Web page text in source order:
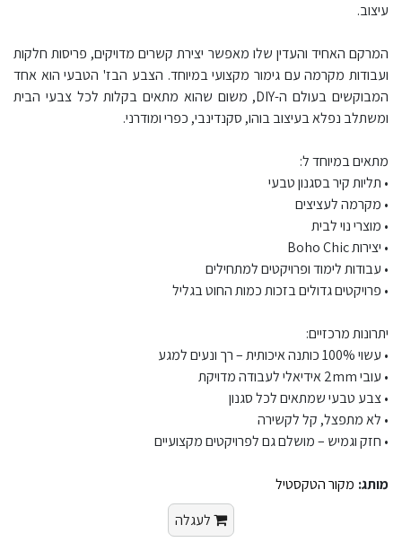
עיצוב.
המרקם האחיד והעדין שלו מאפשר יצירת קשרים מדויקים, פריסות חלקות
ועבודות מקרמה עם גימור מקצועי במיוחד. הצבע הבז' הטבעי הוא אחד
המבוקשים בעולם ה-DIY, משום שהוא מתאים בקלות לכל צבעי הבית
ומשתלב נפלא בעיצוב בוהו, סקנדינבי, כפרי ומודרני.
מתאים במיוחד ל:
• תליות קיר בסגנון טבעי
• מקרמה לעציצים
• מוצרי נוי לבית
• יצירות Boho Chic
• עבודות לימוד ופרויקטים למתחילים
• פרויקטים גדולים בזכות כמות החוט בגליל
יתרונות מרכזיים:
• עשוי 100% כותנה איכותית – רך ונעים למגע
• עובי 2mm אידיאלי לעבודה מדויקת
• צבע טבעי שמתאים לכל סגנון
• לא מתפצל, קל לקשירה
• חזק וגמיש – מושלם גם לפרויקטים מקצועיים
מותג: מקור הטקסטיל
לעגלה